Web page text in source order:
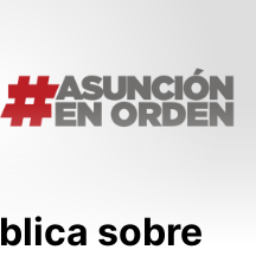
sobre